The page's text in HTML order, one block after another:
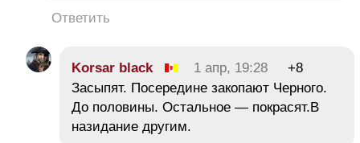
Ответить
Korsar black 1 апр, 19:28
+8
Засыпят. Посередине закопают Черного.
До половины. Остальное — покрасят.В
назидание другим.